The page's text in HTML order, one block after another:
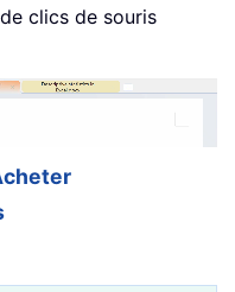
clics de souris